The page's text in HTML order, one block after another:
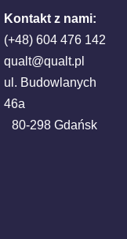
Kontakt z nami:
(+48) 604 476 142
qualt@qualt.pl
ul. Budowlanych
46a
80-298 Gdańsk